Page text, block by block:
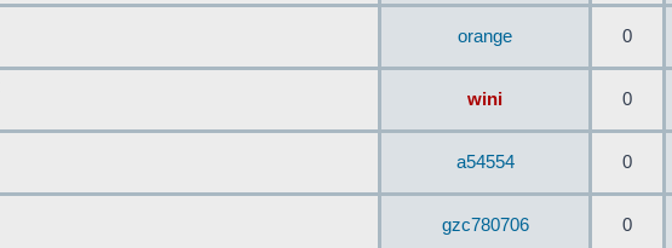
orange 0
wini 0
a54554 0
gzc780706 0